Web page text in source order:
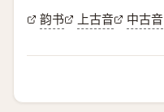
韵书 上古音 中古音